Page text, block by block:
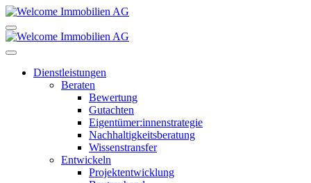
Dienstleistungen
Beraten
Bewertung
Gutachten
Eigentümer:innenstrategie
Nachhaltigkeitsberatung
Wissenstransfer
Entwickeln
Projektentwicklung